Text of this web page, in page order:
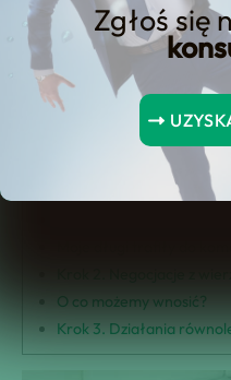
Zgłoś się
Spis
Jak spłacić długi? 3 kroki
– ZERO nowych długów –
Krok 1. Ustalenie
O co możemy wnosić?
Krok 3. Działania